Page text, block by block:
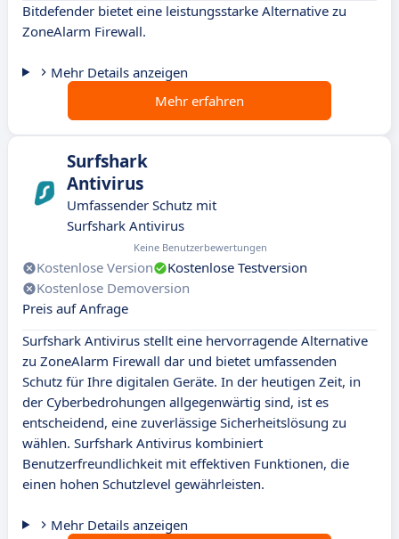
Bitdefender bietet eine leistungsstarke Alternative zu
ZoneAlarm Firewall.
Mehr Details anzeigen
Mehr erfahren
Surfshark
Antivirus
Umfassender Schutz mit
Surfshark Antivirus
Keine Benutzerbewertungen
Kostenlose Version
Kostenlose Testversion
Kostenlose Demoversion
Preis auf Anfrage
Surfshark Antivirus stellt eine hervorragende Alternative
zu ZoneAlarm Firewall dar und bietet umfassenden
Schutz für Ihre digitalen Geräte. In der heutigen Zeit, in
der Cyberbedrohungen allgegenwärtig sind, ist es
entscheidend, eine zuverlässige Sicherheitslösung zu
wählen. Surfshark Antivirus kombiniert
Benutzerfreundlichkeit mit effektiven Funktionen, die
einen hohen Schutzlevel gewährleisten.
Mehr Details anzeigen